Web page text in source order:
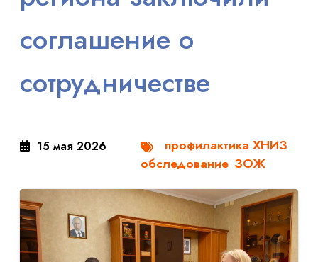
соглашение о
сотрудничестве
15 мая 2026
профилактика ХНИЗ
обследование ЗОЖ